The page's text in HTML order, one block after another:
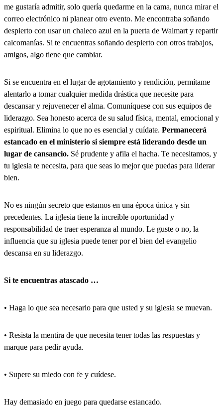
me gustaría admitir, solo quería quedarme en la cama, nunca mirar el
correo electrónico ni planear otro evento. Me encontraba soñando
despierto con usar un chaleco azul en la puerta de Walmart y repartir
calcomanías. Si te encuentras soñando despierto con otros trabajos,
amigos, algo tiene que cambiar.
Si se encuentra en el lugar de agotamiento y rendición, permítame
alentarlo a tomar cualquier medida drástica que necesite para
descansar y rejuvenecer el alma. Comuníquese con sus equipos de
liderazgo. Sea honesto acerca de su salud física, mental, emocional y
espiritual. Elimina lo que no es esencial y cuídate. Permanecerá
estancado en el ministerio si siempre está liderando desde un
lugar de cansancio. Sé prudente y afila el hacha. Te necesitamos, y
tu iglesia te necesita, para que seas lo mejor que puedas para liderar
bien.
No es ningún secreto que estamos en una época única y sin
precedentes. La iglesia tiene la increíble oportunidad y
responsabilidad de traer esperanza al mundo. Le guste o no, la
influencia que su iglesia puede tener por el bien del evangelio
descansa en su liderazgo.
Si te encuentras atascado …
• Haga lo que sea necesario para que usted y su iglesia se muevan.
• Resista la mentira de que necesita tener todas las respuestas y
marque para pedir ayuda.
• Supere su miedo con fe y cuídese.
Hay demasiado en juego para quedarse estancado.